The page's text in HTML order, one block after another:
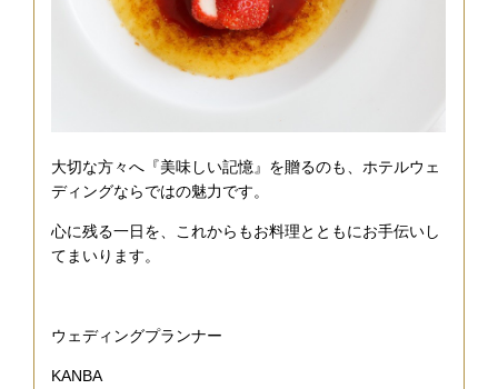
大切な方々へ『美味しい記憶』を贈るのも、ホテルウェ
ディングならではの魅力です。
心に残る一日を、これからもお料理とともにお手伝いし
てまいります。
ウェディングプランナー
KANBA